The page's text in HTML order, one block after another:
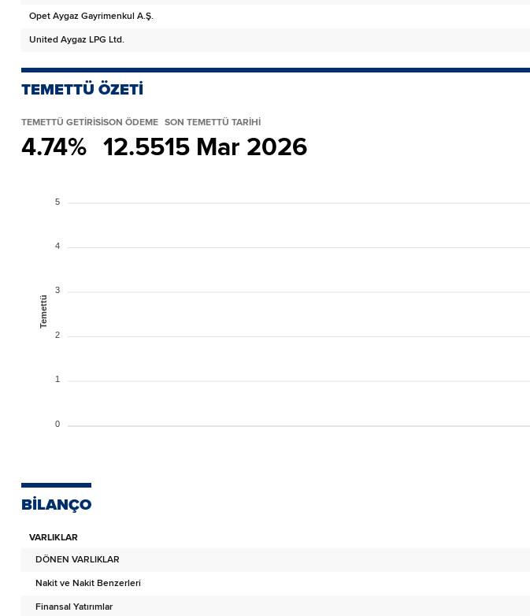
Opet Aygaz Gayrimenkul A.Ş.
United Aygaz LPG Ltd.
TEMETTÜ ÖZETİ
TEMETTÜ GETİRİSİ
4.74%
SON ÖDEME
12.55
SON TEMETTÜ TARİHİ
15 Mar 2026
5
4
3
2
1
0
Temettü
BİLANÇO
VARLIKLAR
DÖNEN VARLIKLAR
Nakit ve Nakit Benzerleri
Finansal Yatırımlar